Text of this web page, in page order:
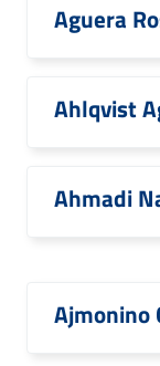
Aguera
Ahlqvist
Ahmadi
Ajmonino